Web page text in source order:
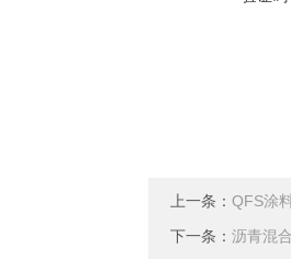
上一条： QFS涂
下一条： 沥青混